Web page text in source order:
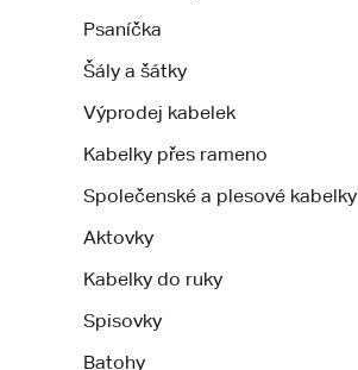
Psaníčka
Šály a šátky
Výprodej kabelek
Kabelky přes rameno
Společenské a plesové kabelky
Aktovky
Kabelky do ruky
Spisovky
Batohy